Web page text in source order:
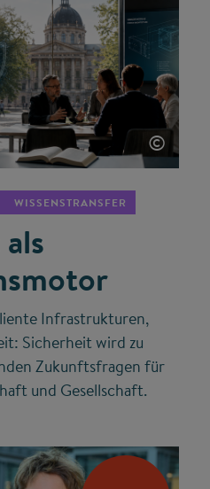
©
WISSENSTRANSFER
Infrastrukturen,
Sicherheit wird zu
Zukunftsfragen für
und Gesellschaft.